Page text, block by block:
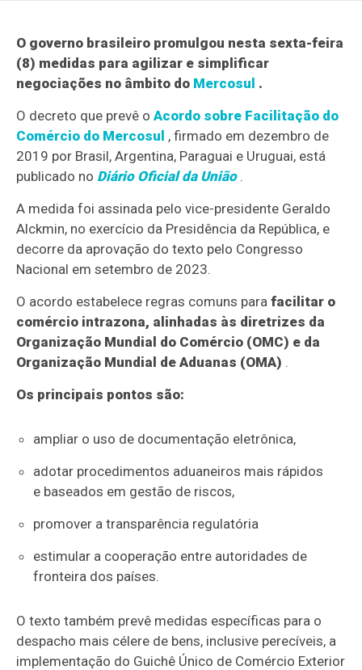
O governo brasileiro promulgou nesta sexta-feira
(8) medidas para agilizar e simplificar
negociações no âmbito do Mercosul .
O decreto que prevê oAcordo sobre Facilitação do
Comércio do Mercosul , firmado em dezembro de
2019 por Brasil, Argentina, Paraguai e Uruguai, está
publicado no Diário Oficial da União .
A medida foi assinada pelo vice-presidente Geraldo
Alckmin, no exercício da Presidência da República, e
decorre da aprovação do texto pelo Congresso
Nacional em setembro de 2023.
O acordo estabelece regras comuns parafacilitar o
comércio intrazona, alinhadas às diretrizes da
Organização Mundial do Comércio (OMC) e da
Organização Mundial de Aduanas (OMA) .
Os principais pontos são:
ampliar o uso de documentação eletrônica,
adotar procedimentos aduaneiros mais rápidos
e baseados em gestão de riscos,
promover a transparência regulatória
estimular a cooperação entre autoridades de
fronteira dos países.
O texto também prevê medidas específicas para o
despacho mais célere de bens, inclusive perecíveis, a
implementação do Guichê Único de Comércio Exterior